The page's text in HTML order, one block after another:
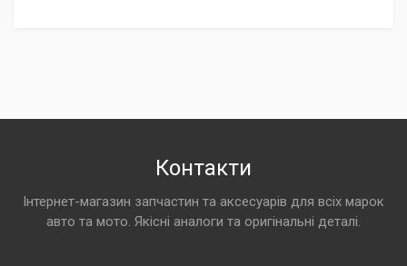
Контакти
Інтернет-магазин запчастин та аксесуарів для всіх марок
авто та мото. Якісні аналоги та оригінальні деталі.